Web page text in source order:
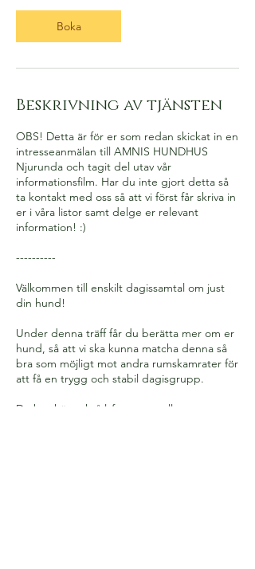
i
n
Boka
Beskrivning av tjänsten
OBS! Detta är för er som redan skickat in en
intresseanmälan till AMNIS HUNDHUS
Njurunda och tagit del utav vår
informationsfilm. Har du inte gjort detta så
ta kontakt med oss så att vi först får skriva in
er i våra listor samt delge er relevant
information! :)
----------
Välkommen till enskilt dagissamtal om just
din hund!
Under denna träff får du berätta mer om er
hund, så att vi ska kunna matcha denna så
bra som möjligt mot andra rumskamrater för
att få en trygg och stabil dagisgrupp.
Du kan här också lyfta eventuella